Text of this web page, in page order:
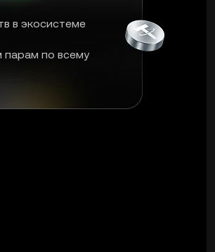
в экосистеме
парам по всему